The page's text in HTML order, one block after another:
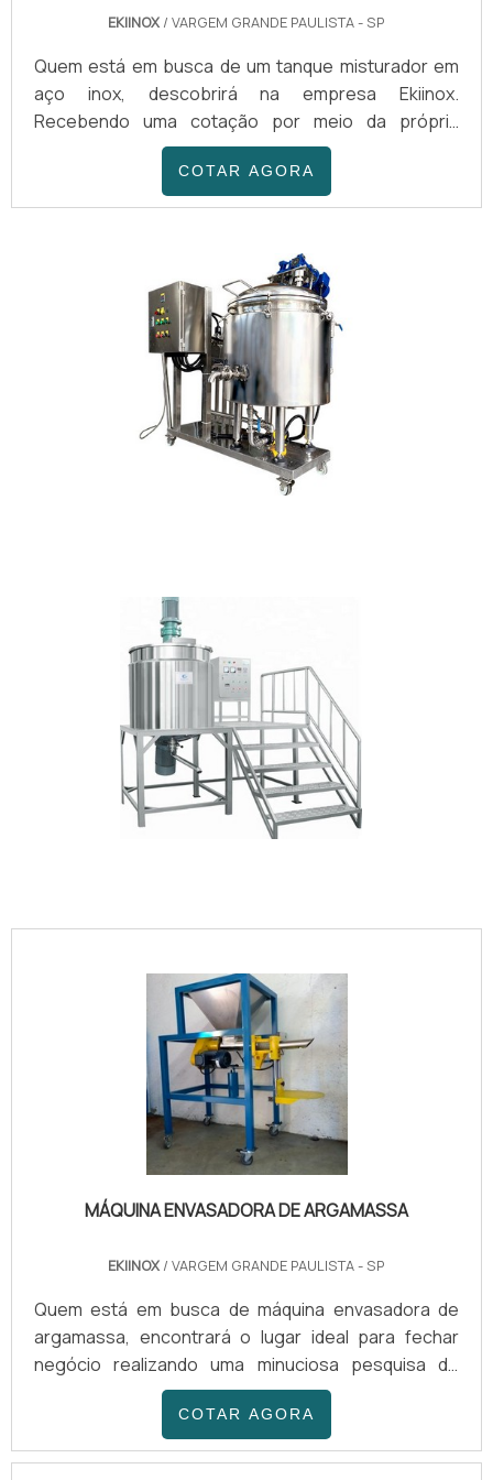
EKIINOX / VARGEM GRANDE PAULISTA - SP
Quem está em busca de um tanque misturador em
aço inox, descobrirá na empresa Ekiinox.
Recebendo uma cotação por meio da própria
companhia e encontrando detalhes sobre a líder da
área de atuação, a aquisição é mais
assertiva. Quando o tema é tanque misturador em
benefício com comprometimento com os resultados
dos clientes, fatores que ajudam a garantir um ótimo
negócio.INFORMAÇÕES RELEV...
COTAR AGORA
MÁQUINA ENVASADORA DE ARGAMASSA
EKIINOX / VARGEM GRANDE PAULISTA - SP
Quem está em busca de máquina envasadora de
argamassa, encontrará o lugar ideal para fechar
negócio realizando uma minuciosa pesquisa de
mercado e conhecendo líder da área de atuação.
Quando o interesse é por máquina envasadora de
argamassa, com a melhor mão de obra da Ekiinox
COTAR AGORA